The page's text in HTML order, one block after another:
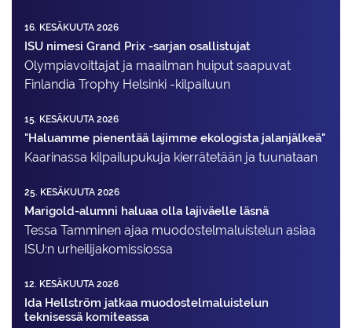
16. KESÄKUUTA 2026
ISU nimesi Grand Prix -sarjan osallistujat
Olympiavoittajat ja maailman huiput saapuvat
Finlandia Trophy Helsinki -kilpailuun
15. KESÄKUUTA 2026
"Haluamme pienentää lajimme ekologista jalanjälkeä"
Kaarinassa kilpailupukuja kierrätetään ja tuunataan
25. KESÄKUUTA 2026
Marigold-alumni haluaa olla lajiväelle läsnä
Tessa Tamminen ajaa muodostelma­luistelun asiaa
ISU:n urheilija­komissiossa
12. KESÄKUUTA 2026
Ida Hellström jatkaa muodostelmaluistelun
teknisessä komiteassa